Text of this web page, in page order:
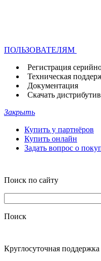
ПОЛЬЗОВАТЕЛЯМ
Регистрация
Техническая
Документация
Скачать
Закрыть
Купить у партнёров
Купить онлайн
Задать вопрос о
Поиск по сайту
Поиск
Круглосуточная поддержка